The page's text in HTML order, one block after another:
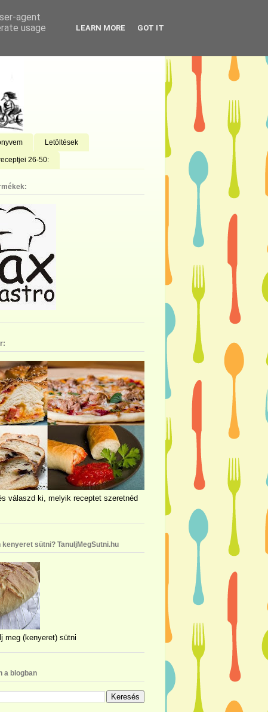
Letöltések
26-50:
válaszd ki, melyik receptet szeretnéd
sütni? TanuljMegSutni.hu
meg (kenyeret) sütni
a blogban
agent
usage
LEARN MORE GOT IT